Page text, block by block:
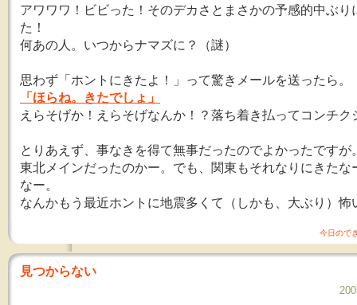
アワワワ！ビビった！そのデカさとまさかの予感的中ぶり
た！
何あの人。いつからナマズに？（謎）
思わず「ホントにきたよ！」って驚きメールを送ったら。
「ほらね。きたでしょ」
えらそげか！えらそげなんか！？落ち着き払ってコンチク
とりあえず、事なきを得て無事だったのでよかったですが
東北メインだったのかー。でも、関東もそれなりにきたな
なー。
なんかもう最近ホントに地震多くて（しかも、大ぶり）怖
今日ので
見つからない